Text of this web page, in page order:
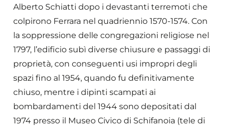
Alberto Schiatti dopo i devastanti terremoti che
colpirono Ferrara nel quadriennio 1570-1574. Con
la soppressione delle congregazioni religiose nel
1797, l’edificio subì diverse chiusure e passaggi di
proprietà, con conseguenti usi impropri degli
spazi fino al 1954, quando fu definitivamente
chiuso, mentre i dipinti scampati ai
bombardamenti del 1944 sono depositati dal
1974 presso il Museo Civico di Schifanoia (tele di